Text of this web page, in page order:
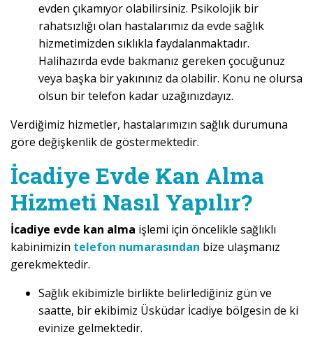
evden çıkamıyor olabilirsiniz. Psikolojik bir
rahatsızlığı olan hastalarımız da evde sağlık
hizmetimizden sıklıkla faydalanmaktadır.
Halihazırda evde bakmanız gereken çocuğunuz
veya başka bir yakınınız da olabilir. Konu ne olursa
olsun bir telefon kadar uzağınızdayız.
Verdiğimiz hizmetler, hastalarımızın sağlık durumuna
göre değişkenlik de göstermektedir.
İcadiye Evde Kan Alma
Hizmeti Nasıl Yapılır?
İcadiye evde kan alma işlemi için öncelikle sağlıklı
kabinimizin telefon numarasından bize ulaşmanız
gerekmektedir.
Sağlık ekibimizle birlikte belirlediğiniz gün ve
saatte, bir ekibimiz Üsküdar İcadiye bölgesin de ki
evinize gelmektedir.